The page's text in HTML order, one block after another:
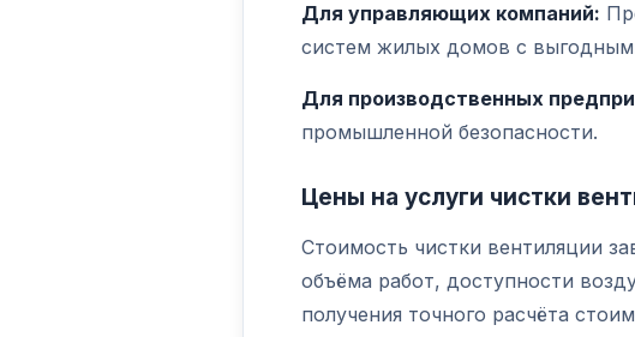
Для управляющих компаний:
систем жилых домов с
Для производственных
промышленной безопасности.
Цены на услуги чистки
Стоимость чистки вентиляции
объёма работ, доступности
получения точного расчёта